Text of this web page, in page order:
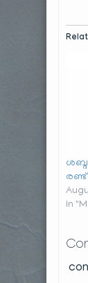
രണ്ട്
In